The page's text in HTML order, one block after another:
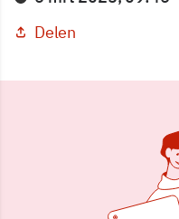
Delen